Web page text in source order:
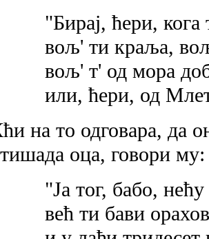
"Бирај, ћери, кога
вољ' ти краља,
вољ' т' од мора
или, ћери, од
на то одговара, да
оца, говори му:
"Ja тог, бабо,
већ ти бави